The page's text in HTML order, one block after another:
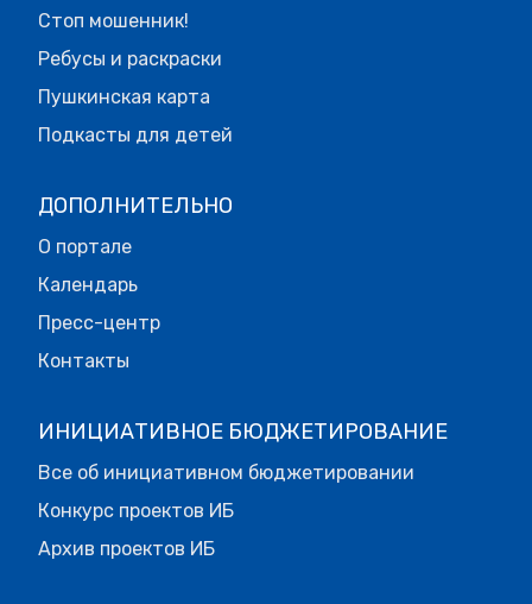
Стоп мошенник!
Ребусы и раскраски
Пушкинская карта
Подкасты для детей
ДОПОЛНИТЕЛЬНО
О портале
Календарь
Пресс-центр
Контакты
ИНИЦИАТИВНОЕ БЮДЖЕТИРОВАНИЕ
Все об инициативном бюджетировании
Конкурс проектов ИБ
Архив проектов ИБ